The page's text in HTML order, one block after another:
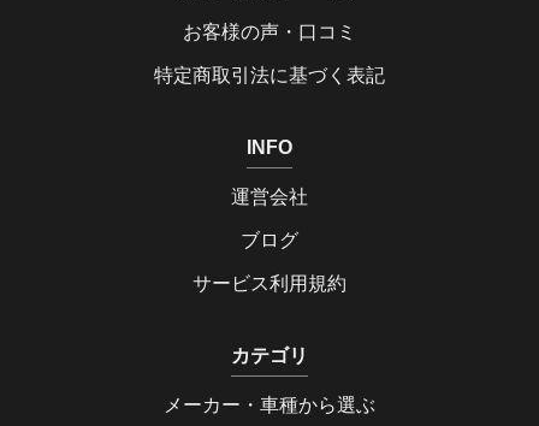
お客様の声・口コミ
特定商取引法に基づく表記
INFO
運営会社
ブログ
サービス利用規約
カテゴリ
メーカー・車種から選ぶ